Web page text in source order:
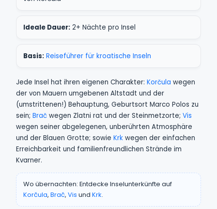
Ideale Dauer: 2+ Nächte pro Insel
Basis: Reiseführer für kroatische Inseln
Jede Insel hat ihren eigenen Charakter: Korčula wegen
der von Mauern umgebenen Altstadt und der
(umstrittenen!) Behauptung, Geburtsort Marco Polos zu
sein; Brač wegen Zlatni rat und der Steinmetzorte; Vis
wegen seiner abgelegenen, unberührten Atmosphäre
und der Blauen Grotte; sowie Krk wegen der einfachen
Erreichbarkeit und familienfreundlichen Strände im
Kvarner.
Wo übernachten: Entdecke Inselunterkünfte auf
Korčula, Brač, Vis und Krk.